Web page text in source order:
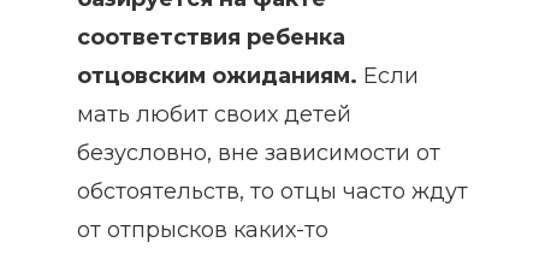
соответствия ребенка
отцовским ожиданиям. Если
мать любит своих детей
безусловно, вне зависимости от
обстоятельств, то отцы часто ждут
от отпрысков каких-то